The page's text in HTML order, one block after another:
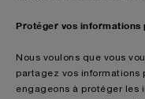
Protéger vos informations
Nous voulons que vous
partagez vos informations
engageons à protéger les